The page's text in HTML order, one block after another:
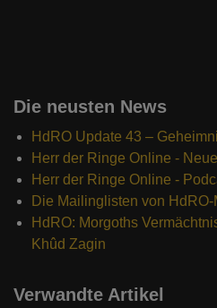
Die neusten News
HdRO Update 43 –
Herr der Ringe Online -
Herr der Ringe Online -
Die Mailinglisten von
HdRO: Morgoths
Khûd Zagin
Verwandte Artikel